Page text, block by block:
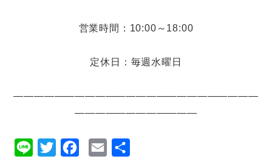
営業時間：10:00～18:00
定休日：毎週水曜日
――――――――――――――――――――――――
――――――――――――
T